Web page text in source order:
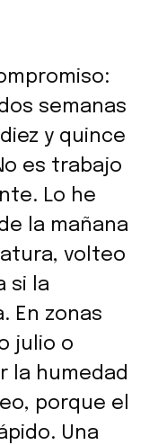
semanas
y quince
es trabajo
Lo he
la mañana
volteo
si la
En zonas
julio o
la humedad
porque el
Una